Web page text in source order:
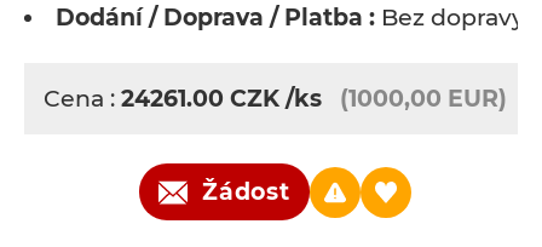
Dodání / Doprava / Platba : Bez dopravy
Cena : 24261.00 CZK /ks (1000,00 EUR)
Žádost